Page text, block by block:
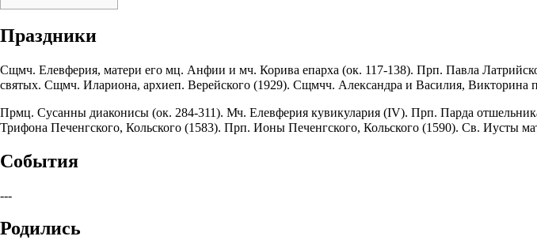
Праздники
Сщмч. Елевферия, матери его мц. Анфии и мч. Корива епарха (ок. 117-138). Прп. Павла
святых. Сщмч. Илариона, архиеп. Верейского (1929). Сщмчч. Александра и Василия, Викторина
Прмц. Сусанны диаконисы (ок. 284-311). Мч. Елевферия кувикулария (IV). Прп. Парда
Трифона Печенгского, Кольского (1583). Прп. Ионы Печенгского, Кольского (1590). Св. Иусты
События
---
Родились